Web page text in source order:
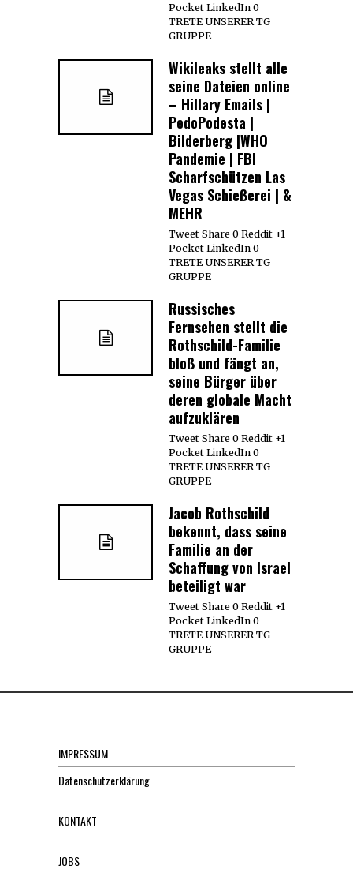
Pocket LinkedIn 0
TRETE UNSERER TG
GRUPPE
Wikileaks stellt alle
seine Dateien online
– Hillary Emails |
PedoPodesta |
Bilderberg |WHO
Pandemie | FBI
Scharfschützen Las
Vegas Schießerei | &
MEHR
Tweet Share 0 Reddit +1
Pocket LinkedIn 0
TRETE UNSERER TG
GRUPPE
Russisches
Fernsehen stellt die
Rothschild-Familie
bloß und fängt an,
seine Bürger über
deren globale Macht
aufzuklären
Tweet Share 0 Reddit +1
Pocket LinkedIn 0
TRETE UNSERER TG
GRUPPE
Jacob Rothschild
bekennt, dass seine
Familie an der
Schaffung von Israel
beteiligt war
Tweet Share 0 Reddit +1
Pocket LinkedIn 0
TRETE UNSERER TG
GRUPPE
IMPRESSUM
Datenschutzerklärung
KONTAKT
JOBS